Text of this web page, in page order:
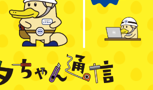
新築工事
リフォーム